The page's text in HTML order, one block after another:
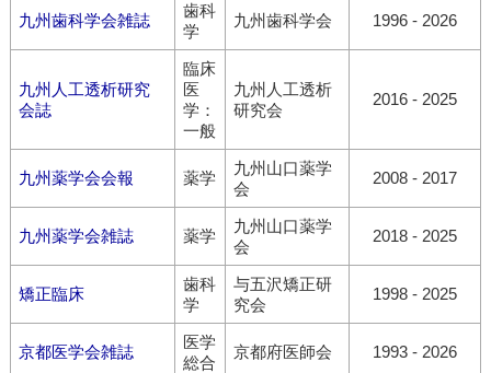
九州歯科学会雑誌
歯科
学
九州歯科学会 1996 - 2026
九州人工透析研究
会誌
臨床
医
学：
一般
九州人工透析
研究会
2016 - 2025
九州薬学会会報 薬学
九州山口薬学
会
2008 - 2017
九州薬学会雑誌 薬学
九州山口薬学
会
2018 - 2025
矯正臨床
歯科
学
与五沢矯正研
究会
1998 - 2025
京都医学会雑誌
医学
総合
京都府医師会 1993 - 2026